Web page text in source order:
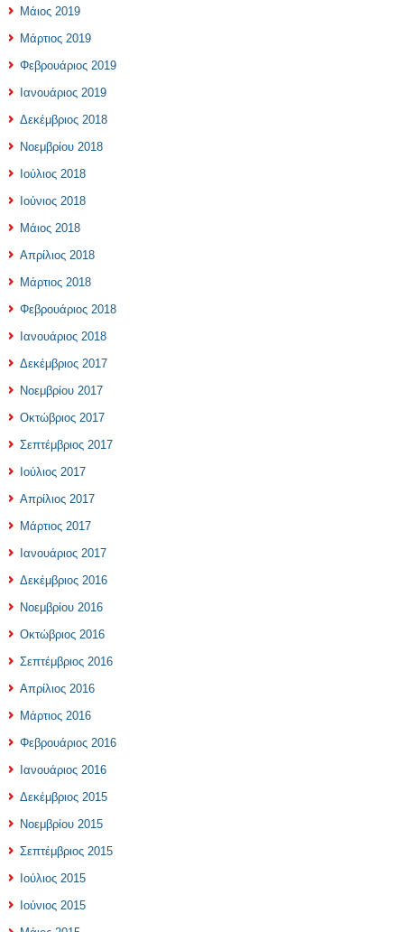
Μάιος 2019
Μάρτιος 2019
Φεβρουάριος 2019
Ιανουάριος 2019
Δεκέμβριος 2018
Νοεμβρίου 2018
Ιούλιος 2018
Ιούνιος 2018
Μάιος 2018
Απρίλιος 2018
Μάρτιος 2018
Φεβρουάριος 2018
Ιανουάριος 2018
Δεκέμβριος 2017
Νοεμβρίου 2017
Οκτώβριος 2017
Σεπτέμβριος 2017
Ιούλιος 2017
Απρίλιος 2017
Μάρτιος 2017
Ιανουάριος 2017
Δεκέμβριος 2016
Νοεμβρίου 2016
Οκτώβριος 2016
Σεπτέμβριος 2016
Απρίλιος 2016
Μάρτιος 2016
Φεβρουάριος 2016
Ιανουάριος 2016
Δεκέμβριος 2015
Νοεμβρίου 2015
Σεπτέμβριος 2015
Ιούλιος 2015
Ιούνιος 2015